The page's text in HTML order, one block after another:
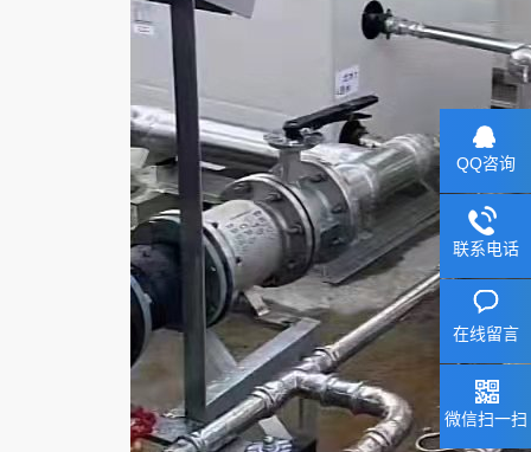
QQ咨询
联系电话
在线留言
微信扫一扫